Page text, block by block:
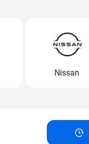
Nissan